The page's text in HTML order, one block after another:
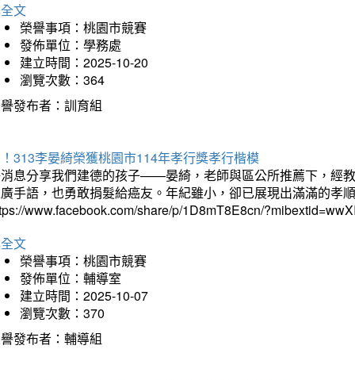
文
榮譽事項：桃園市競賽
發佈單位：學務處
建立時間：2025-10-20
瀏覽次數：364
發布者：訓育組
313李晏綺榮獲桃園市114年孝行獎孝行楷模
息分享我們建德的孩子——晏綺，老師與區公所推薦下，經
手語，也勇敢捐髮給癌友。年紀雖小，卻已展現出滿滿的孝
www.facebook.com/share/p/1D8mT8E8cn/
文
榮譽事項：桃園市競賽
發佈單位：輔導室
建立時間：2025-10-07
瀏覽次數：370
發布者：輔導組